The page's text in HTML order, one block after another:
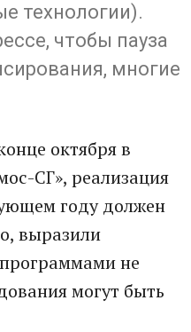
технологии).
чтобы пауза
многие
октября в
СГ», реализация
году должен
выразили
не
могут быть